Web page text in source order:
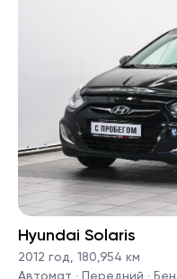
Hyundai Solaris
2012 год
180,954 км
Автомат · Передний ·